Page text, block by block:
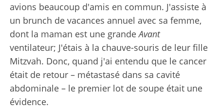
avions beaucoup d'amis en commun. J'assiste à
un brunch de vacances annuel avec sa femme,
dont la maman est une grandeAvant
ventilateur; J'étais à la chauve-souris de leur fille
Mitzvah. Donc, quand j'ai entendu que le cancer
était de retour – métastasé dans sa cavité
abdominale – le premier lot de soupe était une
évidence.